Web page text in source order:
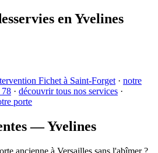
en Yvelines
Fichet à Saint-Forget · notre
78 · découvrir tous nos services ·
porte
— Yvelines
ancienne à Versailles sans l'abîmer ?